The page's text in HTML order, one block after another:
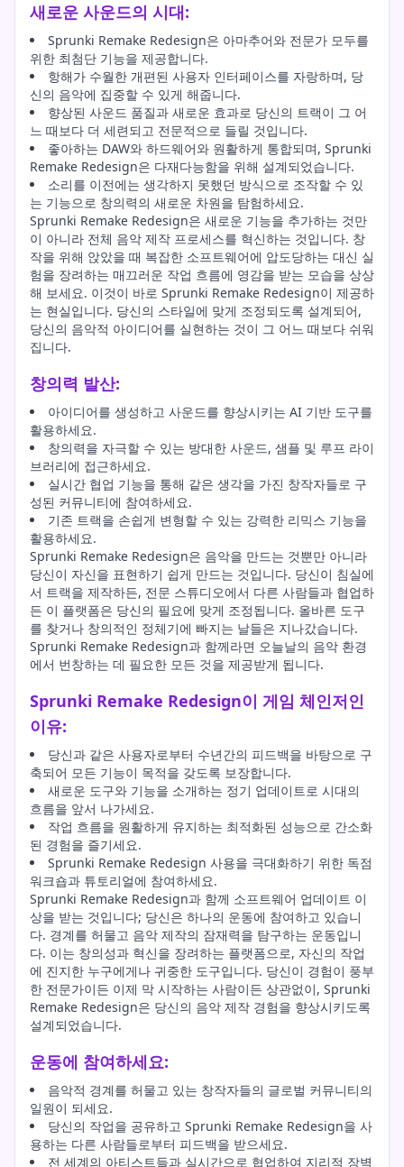
새로운 사운드의 시대:
Sprunki Remake Redesign은 아마추어와 전문가 모두를
위한 최첨단 기능을 제공합니다.
항해가 수월한 개편된 사용자 인터페이스를 자랑하며, 당
신의 음악에 집중할 수 있게 해줍니다.
향상된 사운드 품질과 새로운 효과로 당신의 트랙이 그 어
느 때보다 더 세련되고 전문적으로 들릴 것입니다.
좋아하는 DAW와 하드웨어와 원활하게 통합되며, Sprunki
Remake Redesign은 다재다능함을 위해 설계되었습니다.
소리를 이전에는 생각하지 못했던 방식으로 조작할 수 있
는 기능으로 창의력의 새로운 차원을 탐험하세요.
Sprunki Remake Redesign은 새로운 기능을 추가하는 것만
이 아니라 전체 음악 제작 프로세스를 혁신하는 것입니다. 창
작을 위해 앉았을 때 복잡한 소프트웨어에 압도당하는 대신 실
험을 장려하는 매끄러운 작업 흐름에 영감을 받는 모습을 상상
해 보세요. 이것이 바로 Sprunki Remake Redesign이 제공하
는 현실입니다. 당신의 스타일에 맞게 조정되도록 설계되어,
당신의 음악적 아이디어를 실현하는 것이 그 어느 때보다 쉬워
집니다.
창의력 발산:
아이디어를 생성하고 사운드를 향상시키는 AI 기반 도구를
활용하세요.
창의력을 자극할 수 있는 방대한 사운드, 샘플 및 루프 라이
브러리에 접근하세요.
실시간 협업 기능을 통해 같은 생각을 가진 창작자들로 구
성된 커뮤니티에 참여하세요.
기존 트랙을 손쉽게 변형할 수 있는 강력한 리믹스 기능을
활용하세요.
Sprunki Remake Redesign은 음악을 만드는 것뿐만 아니라
당신이 자신을 표현하기 쉽게 만드는 것입니다. 당신이 침실에
서 트랙을 제작하든, 전문 스튜디오에서 다른 사람들과 협업하
든 이 플랫폼은 당신의 필요에 맞게 조정됩니다. 올바른 도구
를 찾거나 창의적인 정체기에 빠지는 날들은 지나갔습니다.
Sprunki Remake Redesign과 함께라면 오늘날의 음악 환경
에서 번창하는 데 필요한 모든 것을 제공받게 됩니다.
Sprunki Remake Redesign이 게임 체인저인
이유:
당신과 같은 사용자로부터 수년간의 피드백을 바탕으로 구
축되어 모든 기능이 목적을 갖도록 보장합니다.
새로운 도구와 기능을 소개하는 정기 업데이트로 시대의
흐름을 앞서 나가세요.
작업 흐름을 원활하게 유지하는 최적화된 성능으로 간소화
된 경험을 즐기세요.
Sprunki Remake Redesign 사용을 극대화하기 위한 독점
워크숍과 튜토리얼에 참여하세요.
Sprunki Remake Redesign과 함께 소프트웨어 업데이트 이
상을 받는 것입니다; 당신은 하나의 운동에 참여하고 있습니
다. 경계를 허물고 음악 제작의 잠재력을 탐구하는 운동입니
다. 이는 창의성과 혁신을 장려하는 플랫폼으로, 자신의 작업
에 진지한 누구에게나 귀중한 도구입니다. 당신이 경험이 풍부
한 전문가이든 이제 막 시작하는 사람이든 상관없이, Sprunki
Remake Redesign은 당신의 음악 제작 경험을 향상시키도록
설계되었습니다.
운동에 참여하세요:
음악적 경계를 허물고 있는 창작자들의 글로벌 커뮤니티의
일원이 되세요.
당신의 작업을 공유하고 Sprunki Remake Redesign을 사
용하는 다른 사람들로부터 피드백을 받으세요.
전 세계의 아티스트들과 실시간으로 협업하여 지리적 장벽